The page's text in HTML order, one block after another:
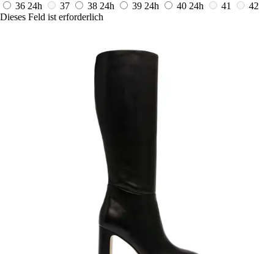
36 24h 37 38 24h 39 24h 40 24h 41
42
Dieses Feld ist erforderlich